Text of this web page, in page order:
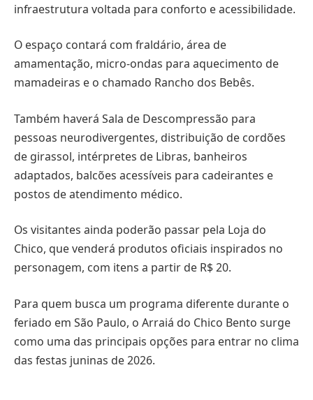
infraestrutura voltada para conforto e acessibilidade.
O espaço contará com fraldário, área de
amamentação, micro-ondas para aquecimento de
mamadeiras e o chamado Rancho dos Bebês.
Também haverá Sala de Descompressão para
pessoas neurodivergentes, distribuição de cordões
de girassol, intérpretes de Libras, banheiros
adaptados, balcões acessíveis para cadeirantes e
postos de atendimento médico.
Os visitantes ainda poderão passar pela Loja do
Chico, que venderá produtos oficiais inspirados no
personagem, com itens a partir de R$ 20.
Para quem busca um programa diferente durante o
feriado em São Paulo, o Arraiá do Chico Bento surge
como uma das principais opções para entrar no clima
das festas juninas de 2026.